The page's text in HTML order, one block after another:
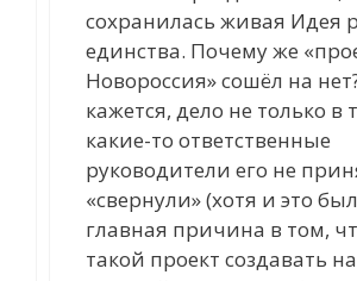
сохранилась живая Идея
единства. Почему же
Новороссия» сошёл на
кажется, дело не только в
какие-то ответственные
руководители его не
«свернули» (хотя и это
главная причина в том,
такой проект создавать